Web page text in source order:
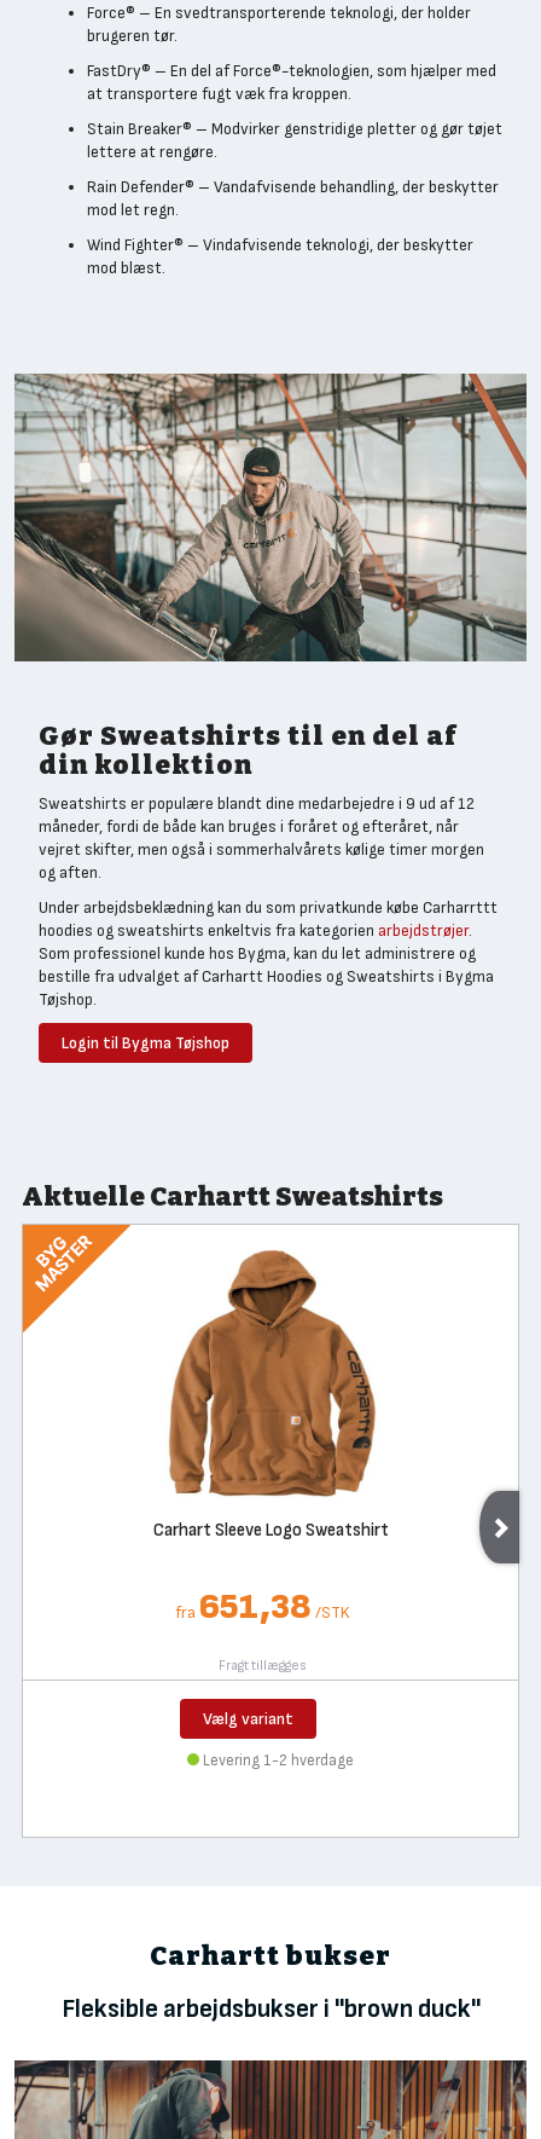
Force® – En svedtransporterende teknologi, der holder
brugeren tør.
FastDry® – En del af Force®-teknologien, som hjælper med
at transportere fugt væk fra kroppen.
Stain Breaker® – Modvirker genstridige pletter og gør tøjet
lettere at rengøre.
Rain Defender® – Vandafvisende behandling, der beskytter
mod let regn.
Wind Fighter® – Vindafvisende teknologi, der beskytter
mod blæst.
Gør Sweatshirts til en del af
din kollektion
Sweatshirts er populære blandt dine medarbejedre i 9 ud af 12
måneder, fordi de både kan bruges i foråret og efteråret, når
vejret skifter, men også i sommerhalvårets kølige timer morgen
og aften.
Under arbejdsbeklædning kan du som privatkunde købe Carharrttt
hoodies og sweatshirts enkeltvis fra kategorien arbejdstrøjer.
Som professionel kunde hos Bygma, kan du let administrere og
bestille fra udvalget af Carhartt Hoodies og Sweatshirts i Bygma
Tøjshop.
Login til Bygma Tøjshop
Aktuelle Carhartt Sweatshirts
Carhart Sleeve Logo Sweatshirt
fra 651,38 /STK
Fragt tillægges
Vælg variant
Levering 1-2 hverdage
Carhartt bukser
Fleksible arbejdsbukser i "brown duck"